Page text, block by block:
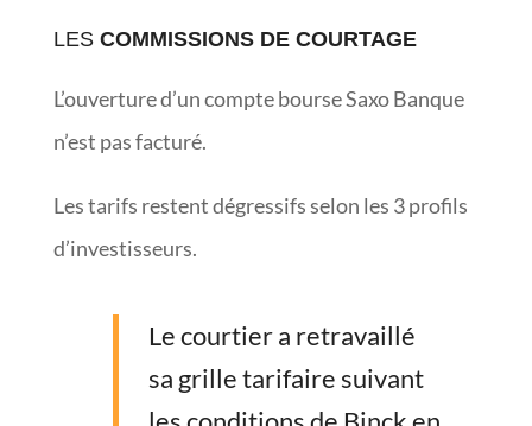
LES COMMISSIONS DE COURTAGE
L’ouverture d’un compte bourse Saxo Banque
n’est pas facturé.
Les tarifs restent dégressifs selon les 3 profils
d’investisseurs.
Le courtier a retravaillé
sa grille tarifaire suivant